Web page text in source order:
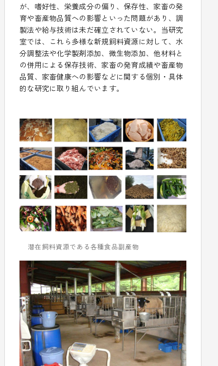
が、嗜好性、栄養成分の偏り、保存性、家畜の発
育や畜産物品質への影響といった問題があり、調
製法や給与技術は未だ確立されていない。当研究
室では、これら多様な新規飼料資源に対して、水
分調整法や化学製剤添加、微生物添加、他材料と
の併用による保存技術、家畜の発育成績や畜産物
品質、家畜健康への影響などに関する個別・具体
的な研究に取り組んでいます。
潜在飼料資源である各種食品副産物